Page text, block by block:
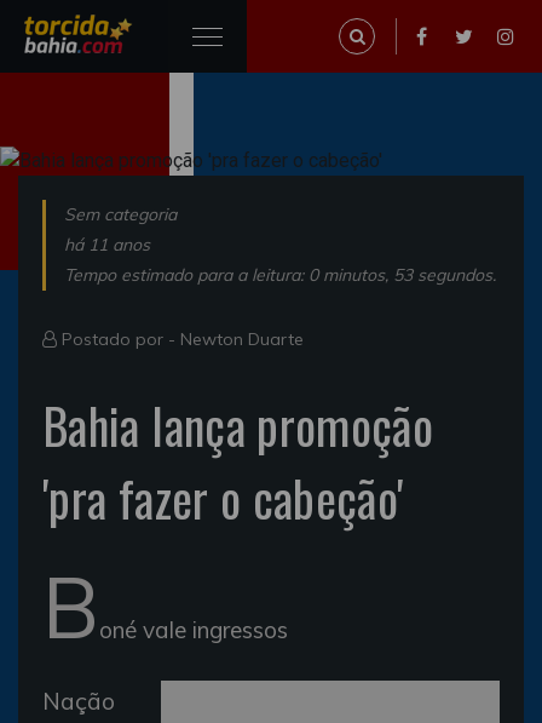
Sem categoria
há 11 anos
Tempo estimado para a leitura: 0 minutos, 53 segundos.
Postado por - Newton Duarte
Bahia lança promoção
'pra fazer o cabeção'
B oné vale ingressos
Nação